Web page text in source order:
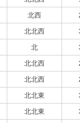
北西
北北西
北
北北西
北北西
北北東
北北東